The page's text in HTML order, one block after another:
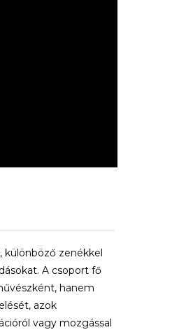
különböző zenékkel
A csoport fő
hanem
azok
vagy mozgással